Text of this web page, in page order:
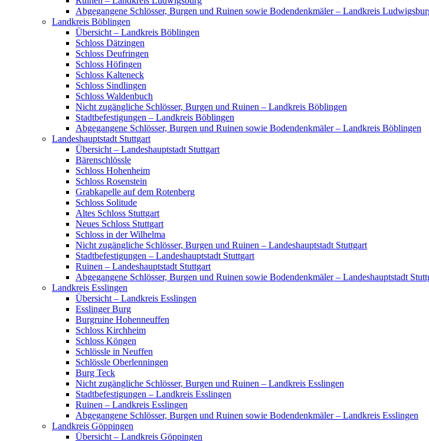
Abgegangene Schlösser, Burgen und Ruinen sowie Bodendenkmäler – Landkreis
Landkreis Böblingen
Übersicht – Landkreis Böblingen
Schloss Dätzingen
Schloss Deufringen
Schloss Höfingen
Schloss Kalteneck
Schloss Sindlingen
Schloss Waldenbuch
Nicht zugängliche Schlösser, Burgen und Ruinen – Landkreis Böblingen
Stadtbefestigungen – Landkreis Böblingen
Abgegangene Schlösser, Burgen und Ruinen sowie Bodendenkmäler – Landkreis Böblingen
Landeshauptstadt Stuttgart
Übersicht – Landeshauptstadt Stuttgart
Bärenschlössle
Schloss Hohenheim
Schloss Rosenstein
Grabkapelle auf dem Rotenberg
Schloss Solitude
Altes Schloss Stuttgart
Neues Schloss Stuttgart
Schloss in der Wilhelma
Nicht zugängliche Schlösser, Burgen und Ruinen – Landeshauptstadt Stuttgart
Stadtbefestigungen – Landeshauptstadt Stuttgart
Ruinen – Landeshauptstadt Stuttgart
Abgegangene Schlösser, Burgen und Ruinen sowie Bodendenkmäler – Landeshauptstadt
Landkreis Esslingen
Übersicht – Landkreis Esslingen
Esslinger Burg
Burgruine Hohenneuffen
Schloss Kirchheim
Schloss Köngen
Schlössle in Neuffen
Schlössle Oberlenningen
Burg Teck
Nicht zugängliche Schlösser, Burgen und Ruinen – Landkreis Esslingen
Stadtbefestigungen – Landkreis Esslingen
Ruinen – Landkreis Esslingen
Abgegangene Schlösser, Burgen und Ruinen sowie Bodendenkmäler – Landkreis Esslingen
Landkreis Göppingen
Übersicht – Landkreis Göppingen